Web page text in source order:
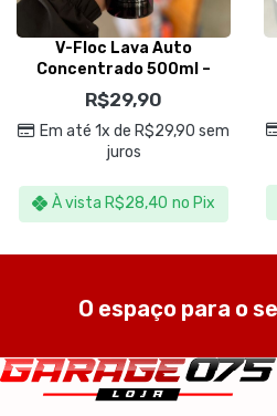
V-Floc Lava Auto
Concentrado 500ml –
Vonixx
R$29,90
Em até 1x de R$29,90 sem
juros
À vista R$28,40 no Pix
O espaço para o